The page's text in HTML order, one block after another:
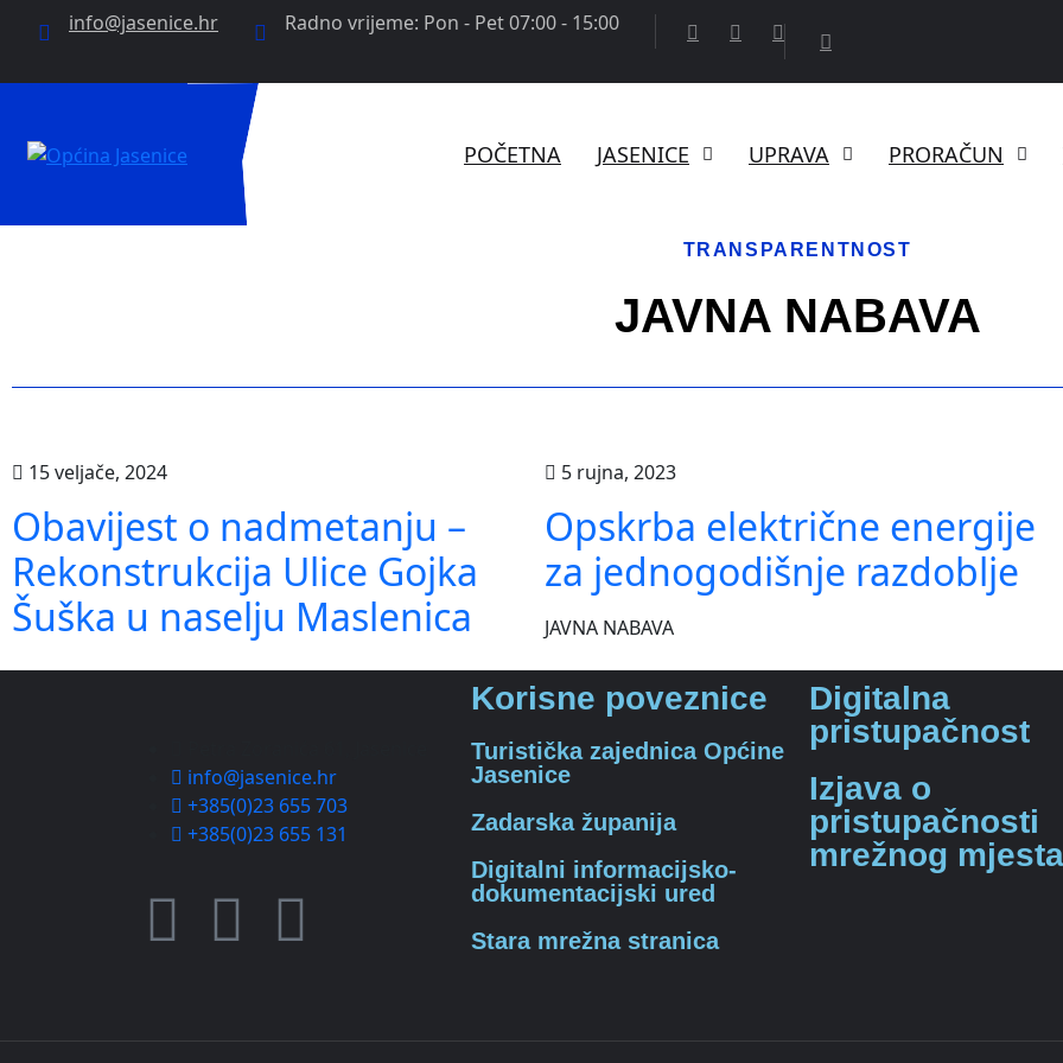
info@jasenice.hr Radno vrijeme: Pon - Pet 07:00 - 15:00
POČETNA JASENICE UPRAVA PRORAČUN
TRANSPARENTNOST
JAVNA NABAVA
15 veljače, 2024
Obavijest o nadmetanju –
Rekonstrukcija Ulice Gojka
Šuška u naselju Maslenica
5 rujna, 2023
Opskrba električne energije
za jednogodišnje razdoblje
JAVNA NABAVA
info@jasenice.hr
+385(0)23 655 703
+385(0)23 655 131
Korisne poveznice
Turistička zajednica Općine
Jasenice
Zadarska županija
Digitalni informacijsko-
dokumentacijski ured
Stara mrežna stranica
Digitalna
pristupačnost
Izjava o
pristupačnosti
mrežnog mjesta